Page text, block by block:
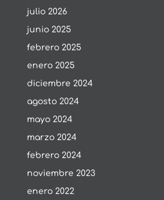
julio 2026
junio 2025
febrero 2025
enero 2025
diciembre 2024
agosto 2024
mayo 2024
marzo 2024
febrero 2024
noviembre 2023
enero 2022